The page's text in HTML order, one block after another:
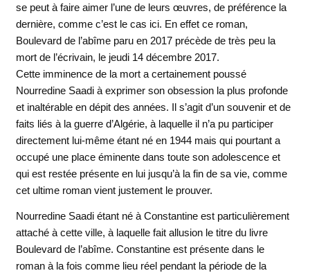
se peut à faire aimer l’une de leurs œuvres, de préférence la
dernière, comme c’est le cas ici. En effet ce roman,
Boulevard de l’abîme paru en 2017 précède de très peu la
mort de l’écrivain, le jeudi 14 décembre 2017.
Cette imminence de la mort a certainement poussé
Nourredine Saadi à exprimer son obsession la plus profonde
et inaltérable en dépit des années. Il s’agit d’un souvenir et de
faits liés à la guerre d’Algérie, à laquelle il n’a pu participer
directement lui-même étant né en 1944 mais qui pourtant a
occupé une place éminente dans toute son adolescence et
qui est restée présente en lui jusqu’à la fin de sa vie, comme
cet ultime roman vient justement le prouver.
Nourredine Saadi étant né à Constantine est particulièrement
attaché à cette ville, à laquelle fait allusion le titre du livre
Boulevard de l’abîme. Constantine est présente dans le
roman à la fois comme lieu réel pendant la période de la